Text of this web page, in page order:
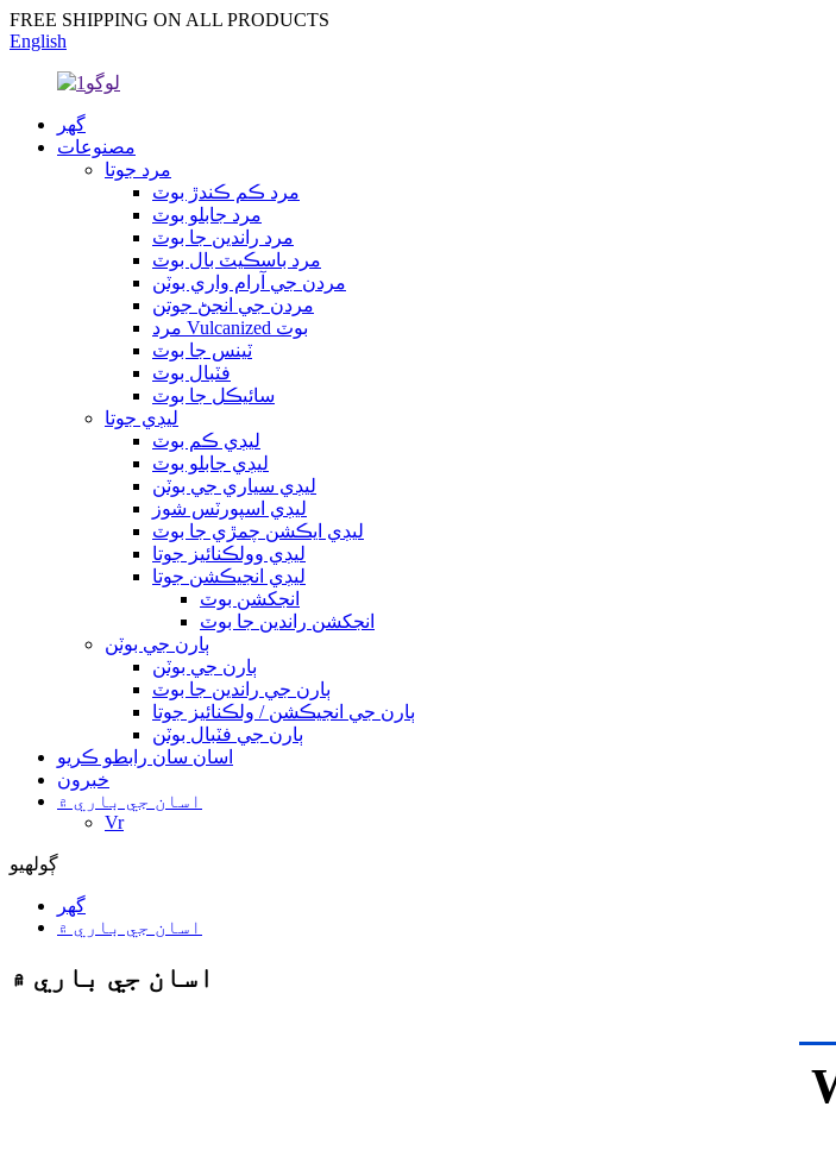
FREE SHIPPING ON ALL PRODUCTS
English
گهر
مصنوعات
مرد جوتا
مرد ڪم ڪندڙ بوٽ
مرد جابلو بوٽ
مرد راندين جا بوٽ
مرد باسڪيٽ بال بوٽ
مردن جي آرام واري بوٽن
مردن جي انجڻ جوتن
مرد Vulcanized بوٽ
ٽينس جا بوٽ
فٽبال بوٽ
سائيڪل جا بوٽ
ليڊي جوتا
ليڊي ڪم بوٽ
ليڊي جابلو بوٽ
ليڊي سياري جي بوٽن
ليڊي اسپورٽس شوز
ليڊي ايڪشن چمڙي جا بوٽ
ليڊي وولڪنائيز جوتا
ليڊي انجيڪشن جوتا
انجکشن بوٽ
انجکشن راندين جا بوٽ
ٻارن جي بوٽن
ٻارن جي بوٽن
ٻارن جي راندين جا بوٽ
ٻارن جي انجيڪشن / ولڪنائيز جوتا
ٻارن جي فٽبال بوٽن
اسان سان رابطو ڪريو
خبرون
اسان جي باري ۾
Vr
ڳولهيو
گهر
اسان جي باري ۾
اسان جي باري ۾